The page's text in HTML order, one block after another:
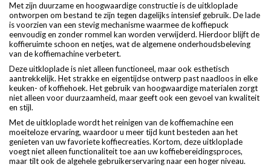
Met zijn duurzame en hoogwaardige constructie is de uitkloplade
ontworpen om bestand te zijn tegen dagelijks intensief gebruik. De lade
is voorzien van een stevig mechanisme waarmee de koffiepuck
eenvoudig en zonder rommel kan worden verwijderd. Hierdoor blijft de
koffieruimte schoon en netjes, wat de algemene onderhoudsbeleving
van de koffiemachine verbetert.
Deze uitkloplade is niet alleen functioneel, maar ook esthetisch
aantrekkelijk. Het strakke en eigentijdse ontwerp past naadloos in elke
keuken- of koffiehoek. Het gebruik van hoogwaardige materialen zorgt
niet alleen voor duurzaamheid, maar geeft ook een gevoel van kwaliteit
en stijl.
Met de uitkloplade wordt het reinigen van de koffiemachine een
moeiteloze ervaring, waardoor u meer tijd kunt besteden aan het
genieten van uw favoriete koffiecreaties. Kortom, deze uitkloplade
voegt niet alleen functionaliteit toe aan uw koffiebereidingsproces,
maar tilt ook de algehele gebruikerservaring naar een hoger niveau.